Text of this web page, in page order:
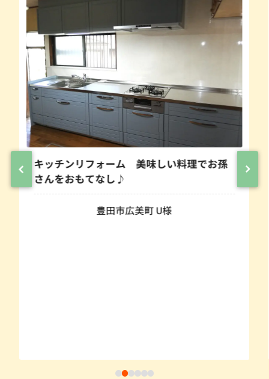
ンリフォーム 美味しい料理でお孫
おもてなし♪
豊田市広美町 U様
ガス